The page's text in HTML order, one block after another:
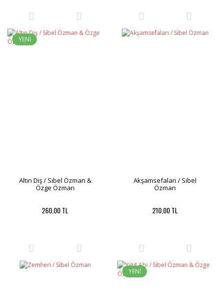
YENİ
Altın Diş / Sibel Özman &
Özge Özman
260,00 TL
Akşamsefaları / Sibel
Özman
210,00 TL
YENİ